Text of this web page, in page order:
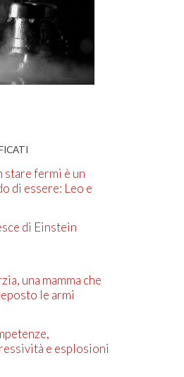
stare fermi è un
di essere: Leo e
di Einstein
una mamma che
le armi
e esplosioni